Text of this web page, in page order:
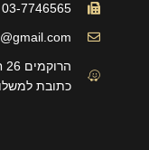
m
03-7746565
הרוקמים 26 חולון
כתובת למשלוח